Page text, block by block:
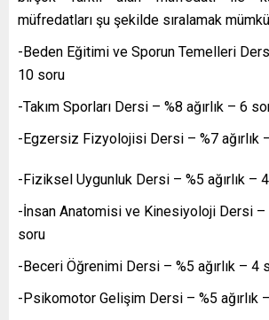
müfredatları şu şekilde sıralamak
-Beden Eğitimi ve Sporun Temelleri
10 soru
-Takım Sporları Dersi – %8 ağırlık – 6
-Egzersiz Fizyolojisi Dersi – %7 ağırlık
-Fiziksel Uygunluk Dersi – %5 ağırlık –
-İnsan Anatomisi ve Kinesiyoloji Dersi –
soru
-Beceri Öğrenimi Dersi – %5 ağırlık – 4
-Psikomotor Gelişim Dersi – %5 ağırlık